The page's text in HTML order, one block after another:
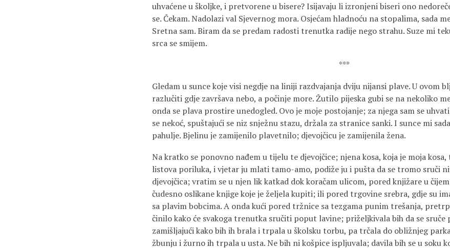
uhvaćene u školjke, i pretvorene u bisere? Isijavaju li izronjeni biseri ono
se. Čekam. Nadolazi val Sjevernog mora. Osjećam hladnoću na stopalima, sada
Sretna sam. Biram da se predam radosti trenutka radije nego strahu. Suze mi
srca se smijem.
***
Gledam u sunce koje visi negdje na liniji razdvajanja dviju nijansi plave. U ovom
razlučiti gdje završava nebo, a počinje more. Žutilo pijeska gubi se na nekoliko
onda se plava prostire unedogled. Ovo je moje postojanje; za njega sam se
se nekoć, spuštajući se niz snježnu stazu, držala za stranice sanki. I sunce mi
pahulje. Bjelinu je zamijenilo plavetnilo; djevojčicu je zamijenila žena.
Na kratko se ponovno nađem u tijelu te djevojčice; njena kosa, koja je moja
listova poriluka, i vjetar ju mlati tamo-amo, podiže ju i pušta da se tromo sruči
djevojčica; vratim se u njen lik katkad dok koračam ulicom, pored knjižare u
čudesno oslikane knjige koje je željela kupiti; ili pored trgovine srebra, gdje su
sa plavim bobcima. A onda kući pored tržnice sa tezgama punim trešanja,
činilo kako će svakoga trenutka sručiti poput lavine; priželjkivala bih da se sruče
zamišljajući kako bih ih brala i trpala u školsku torbu, pa trčala do obližnjeg
žbunju i žurno ih trpala u usta. Ne bih ni košpice ispljuvala; davila bih se u soku